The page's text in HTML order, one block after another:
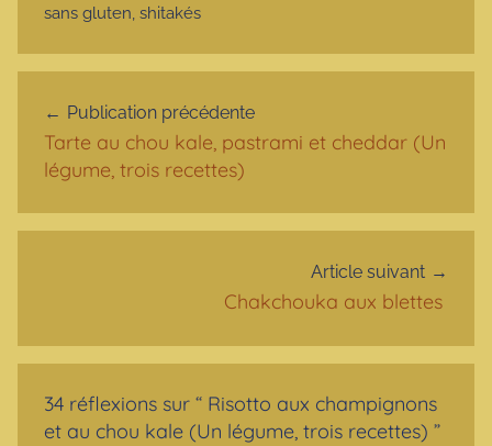
sans gluten, shitakés
Publication précédente
Tarte au chou kale, pastrami et cheddar (Un
légume, trois recettes)
Article suivant
Chakchouka aux blettes
34 réflexions sur “ Risotto aux champignons
et au chou kale (Un légume, trois recettes) ”